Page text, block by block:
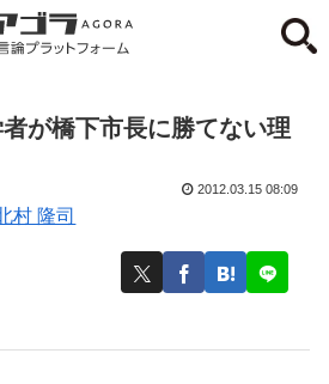
が橋下市長に勝てない理
村 隆司
2012.03.15 08:09